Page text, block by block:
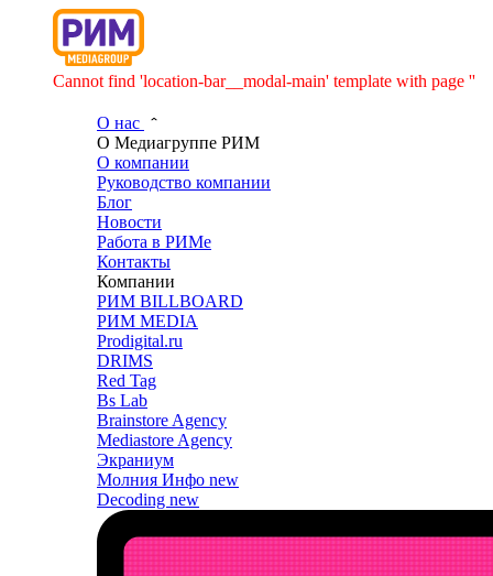
Cannot find 'location-bar__modal-main' template with page ''
О нас
О Медиагруппе РИМ
О компании
Руководство компании
Блог
Новости
Работа в РИМе
Контакты
Компании
РИМ BILLBOARD
РИМ MEDIA
Prodigital.ru
DRIMS
Red Tag
Bs Lab
Brainstore Agency
Mediastore Agency
Экраниум
Молния Инфо new
Decoding new